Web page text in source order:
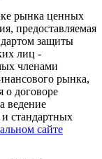
рынка ценных
предоставляемая
защиты
лиц -
членами
рынка,
договоре
ведение
стандартных
сайте